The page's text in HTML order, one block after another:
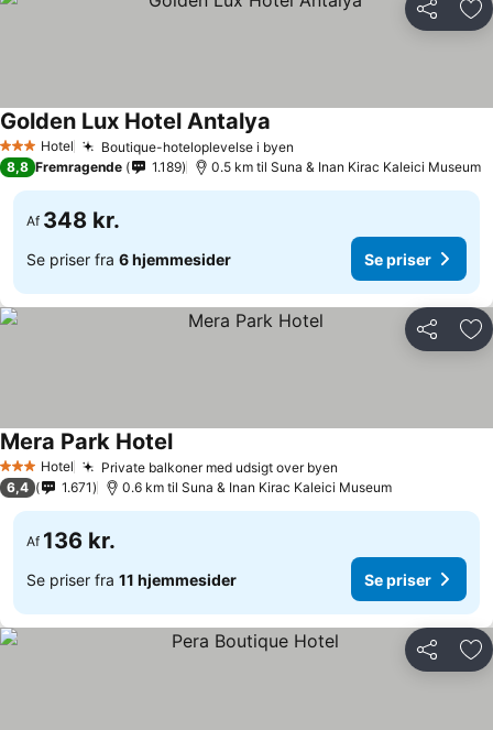
Del
3 StjernerHotel Boutique-hoteloplevelse i byen
Golden Lux Hotel Antalya
8,8 Fremragende 1.189 0.5 km til Suna & Inan Kirac Kaleici Museum
Af 348 kr.
Se priser fra 6 hjemmesider Se priser
Del
3 StjernerHotel Private balkoner med udsigt over byen
Mera Park Hotel
6,4 1.671 0.6 km til Suna & Inan Kirac Kaleici Museum
Af 136 kr.
Se priser fra 11 hjemmesider Se priser
Del